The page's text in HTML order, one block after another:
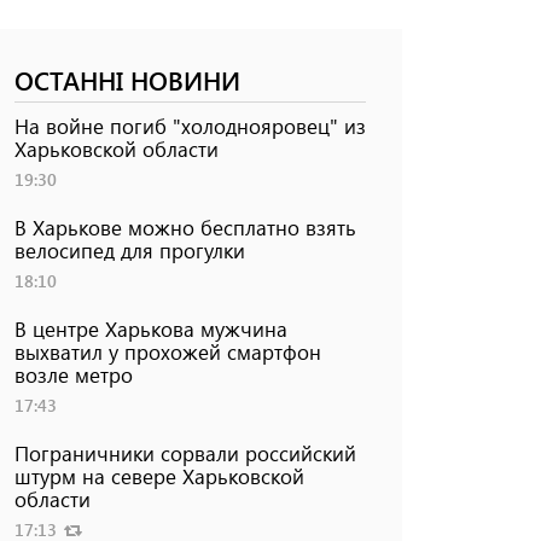
ОСТАННІ НОВИНИ
На войне погиб "холоднояровец" из
Харьковской области
19:30
В Харькове можно бесплатно взять
велосипед для прогулки
18:10
В центре Харькова мужчина
выхватил у прохожей смартфон
возле метро
17:43
Пограничники сорвали российский
штурм на севере Харьковской
области
17:13